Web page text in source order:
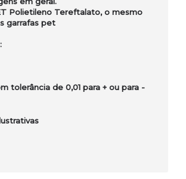
Polietileno Tereftalato, o mesmo
garrafas pet
tolerância de 0,01 para + ou para -